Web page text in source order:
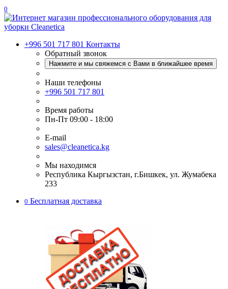
0
+996 501 717 801 Контакты
Обратный звонок
Нажмите и мы свяжемся с Вами в ближайшее время
Наши телефоны
+996 501 717 801
Время работы
Пн-Пт 09:00 - 18:00
E-mail
sales@cleanetica.kg
Мы находимся
Республика Кыргызстан, г.Бишкек, ул. Жумабека
233
0 Бесплатная доставка